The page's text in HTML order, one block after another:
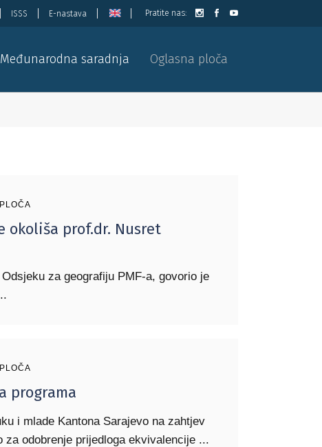
ISSS E-nastava Pratite nas:
Međunarodna saradnja Oglasna ploča
okoliša prof.dr. Nusret
za geografiju PMF-a, govorio je
programa
i mlade Kantona Sarajevo na zahtjev
odobrenje prijedloga ekvivalencije